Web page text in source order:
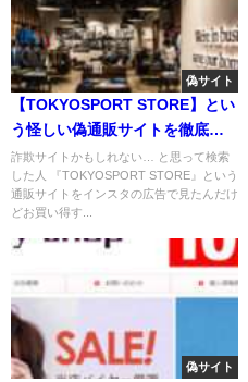
偽サイト
【TOKYOSPORT STORE】とい
う怪しい偽通販サイトを徹底解
説！
詐欺サイトかもしれない… と思って検索
した人 『TOKYOSPORT STORE』という
通販サイトをインスタの広告で見たんだけ
どお買い得す...
偽サイト